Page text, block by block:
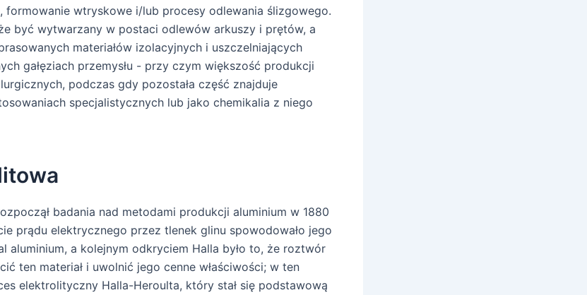
formowanie wtryskowe i/lub procesy odlewania ślizgowego.
być wytwarzany w postaci odlewów arkuszy i prętów, a
materiałów izolacyjnych i uszczelniających
gałęziach przemysłu - przy czym większość produkcji
podczas gdy pozostała część znajduje
specjalistycznych lub jako chemikalia z niego
badania nad metodami produkcji aluminium w 1880
prądu elektrycznego przez tlenek glinu spowodowało jego
aluminium, a kolejnym odkryciem Halla było to, że roztwór
ten materiał i uwolnić jego cenne właściwości; w ten
elektrolityczny Halla-Heroulta, który stał się podstawową